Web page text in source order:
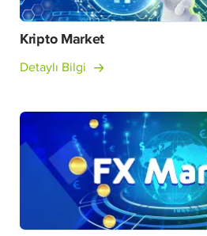
Kripto Market
Detaylı Bilgi